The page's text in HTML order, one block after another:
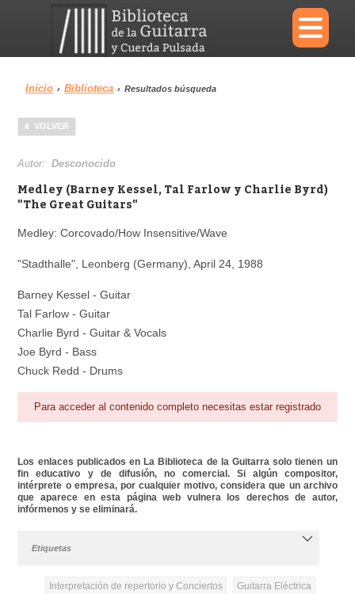
×
Menu
Biblioteca
Área personal
Inicio › Biblioteca › Resultados búsqueda
VOLVER
Autor:Desconocido
Medley (Barney Kessel, Tal Farlow y Charlie Byrd)
"The Great Guitars"
Medley: Corcovado/How Insensitive/Wave
"Stadthalle", Leonberg (Germany), April 24, 1988
Barney Kessel - Guitar
Tal Farlow - Guitar
Charlie Byrd - Guitar & Vocals
Joe Byrd - Bass
Chuck Redd - Drums
Para acceder al contenido completo necesitas estar registrado
Los enlaces publicados en La Biblioteca de la Guitarra solo tienen un
fin educativo y de difusión, no comercial. Si algún compositor,
intérprete o empresa, por cualquier motivo, considera que un archivo
que aparece en esta página web vulnera los derechos de autor,
infórmenos y se eliminará.
Etiquetas
Interpretación de repertorio y Conciertos Guitarra Eléctrica